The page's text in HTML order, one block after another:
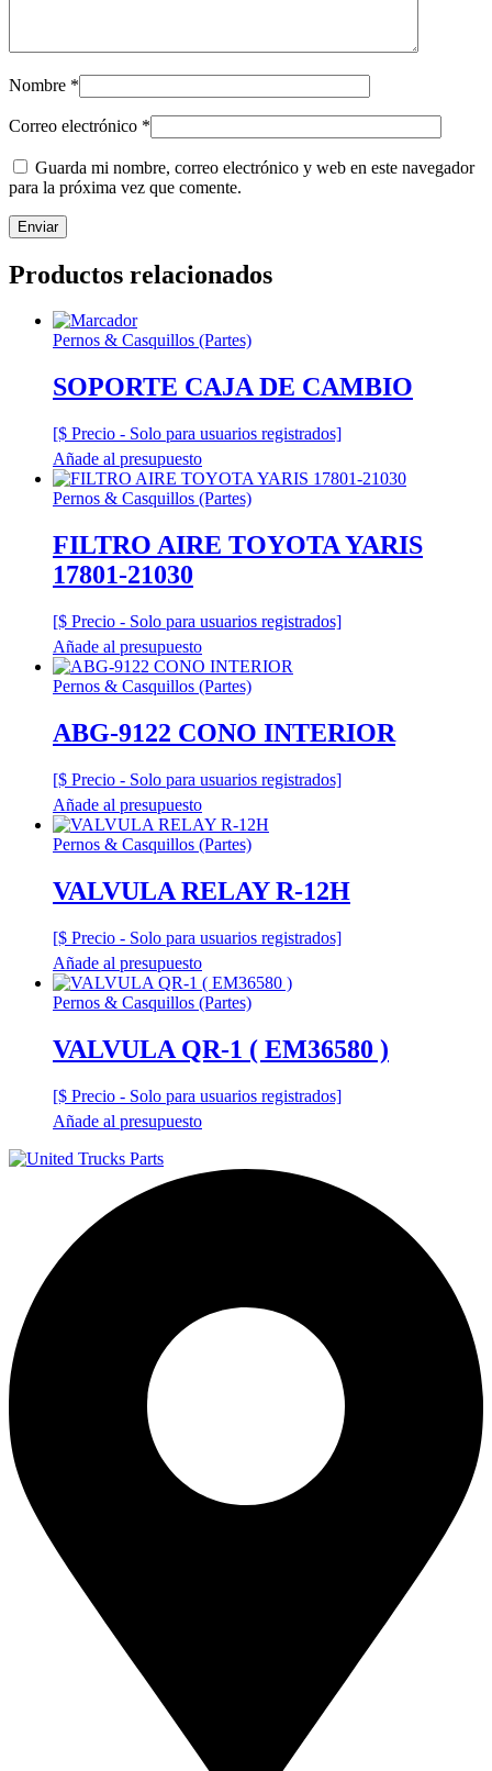
Nombre *
Correo electrónico *
Guarda mi nombre, correo electrónico y web en este navegador
para la próxima vez que comente.
Productos relacionados
Pernos & Casquillos (Partes)
SOPORTE CAJA DE CAMBIO
[$ Precio - Solo para usuarios registrados]
Añade al presupuesto
Pernos & Casquillos (Partes)
FILTRO AIRE TOYOTA YARIS
17801-21030
[$ Precio - Solo para usuarios registrados]
Añade al presupuesto
Pernos & Casquillos (Partes)
ABG-9122 CONO INTERIOR
[$ Precio - Solo para usuarios registrados]
Añade al presupuesto
Pernos & Casquillos (Partes)
VALVULA RELAY R-12H
[$ Precio - Solo para usuarios registrados]
Añade al presupuesto
Pernos & Casquillos (Partes)
VALVULA QR-1 ( EM36580 )
[$ Precio - Solo para usuarios registrados]
Añade al presupuesto